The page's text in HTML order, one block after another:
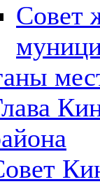
Совет